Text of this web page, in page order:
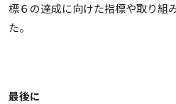
標６の達成に向けた指標や取り組
た。
最後に